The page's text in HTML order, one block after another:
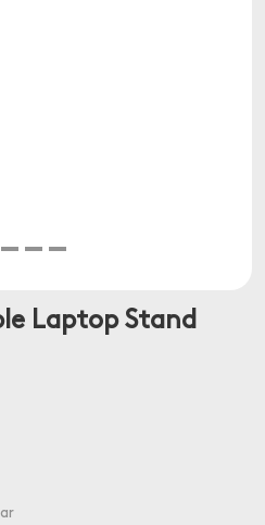
Laptop Stand